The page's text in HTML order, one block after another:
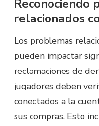
Reconociendo
relacionados
Los problemas
pueden impactar
reclamaciones de
jugadores deben
conectados a la
sus compras. Esto